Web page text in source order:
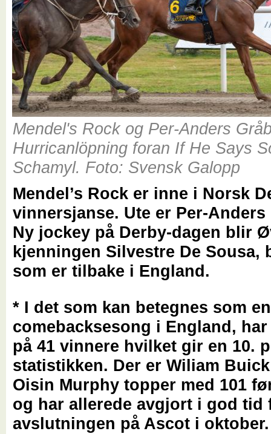
Mendel's Rock og Per-Anders
Hurricanlöpning foran If He Says
Schamyl. Foto: Svensk Galopp
Mendel’s Rock er inne i Norsk
vinnersjanse. Ute er Per-Anders
Ny jockey på Derby-dagen blir
kjenningen Silvestre De Sousa,
som er tilbake i England.
* I det som kan betegnes som en
comebacksesong i England,
på 41 vinnere hvilket gir en 10.
statistikken. Der er Wiliam
Oisin Murphy topper med 101
og har allerede avgjort i god tid
avslutningen på Ascot i oktober.